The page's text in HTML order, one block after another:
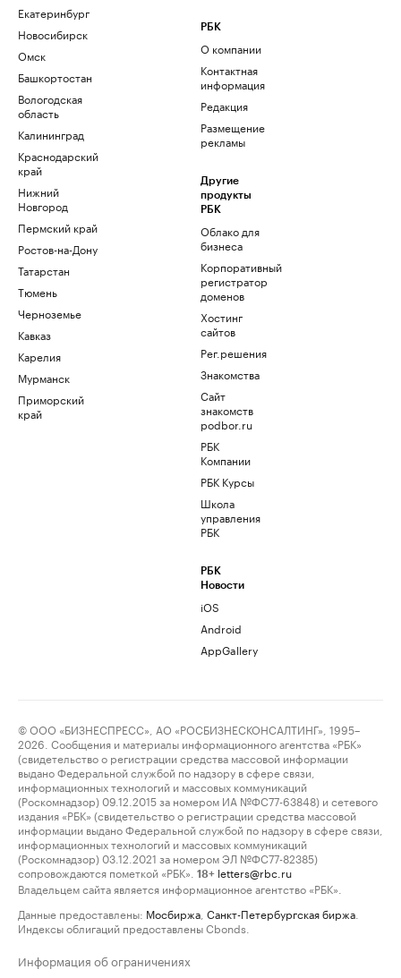
Екатеринбург
Новосибирск
Омск
Башкортостан
Вологодская
область
Калининград
Краснодарский
край
Нижний
Новгород
Пермский край
Ростов-на-Дону
Татарстан
Тюмень
Черноземье
Кавказ
Карелия
Мурманск
Приморский
край
РБК
О компании
Контактная
информация
Редакция
Размещение
рекламы
Другие
продукты
РБК
Облако для
бизнеса
Корпоративный
регистратор
доменов
Хостинг
сайтов
Рег.решения
Знакомства
Сайт
знакомств
podbor.ru
РБК
Компании
РБК Курсы
Школа
управления
РБК
РБК
Новости
iOS
Android
AppGallery
© ООО «БИЗНЕСПРЕСС», АО «РОСБИЗНЕСКОНСАЛТИНГ», 1995–
2026. Сообщения и материалы информационного агентства «РБК»
(свидетельство о регистрации средства массовой информации
выдано Федеральной службой по надзору в сфере связи,
информационных технологий и массовых коммуникаций
(Роскомнадзор) 09.12.2015 за номером ИА №ФС77-63848) и сетевого
издания «РБК» (свидетельство о регистрации средства массовой
информации выдано Федеральной службой по надзору в сфере связи,
информационных технологий и массовых коммуникаций
(Роскомнадзор) 03.12.2021 за номером ЭЛ №ФС77-82385)
сопровождаются пометкой «РБК».
18+ letters@rbc.ru
Владельцем сайта является информационное агентство «РБК».
Данные предоставлены: Мосбиржа Санкт-Петербургская биржа
Индексы облигаций предоставлены Cbonds.
Информация об ограничениях